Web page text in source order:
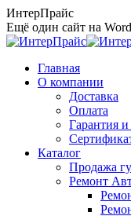
Перейти
к
содержанию
ИнтерПрайс
Ещё один сайт на
Главная
О компании
Доставка
Оплата
Гарантия
Каталог
Продажа
Ремонт